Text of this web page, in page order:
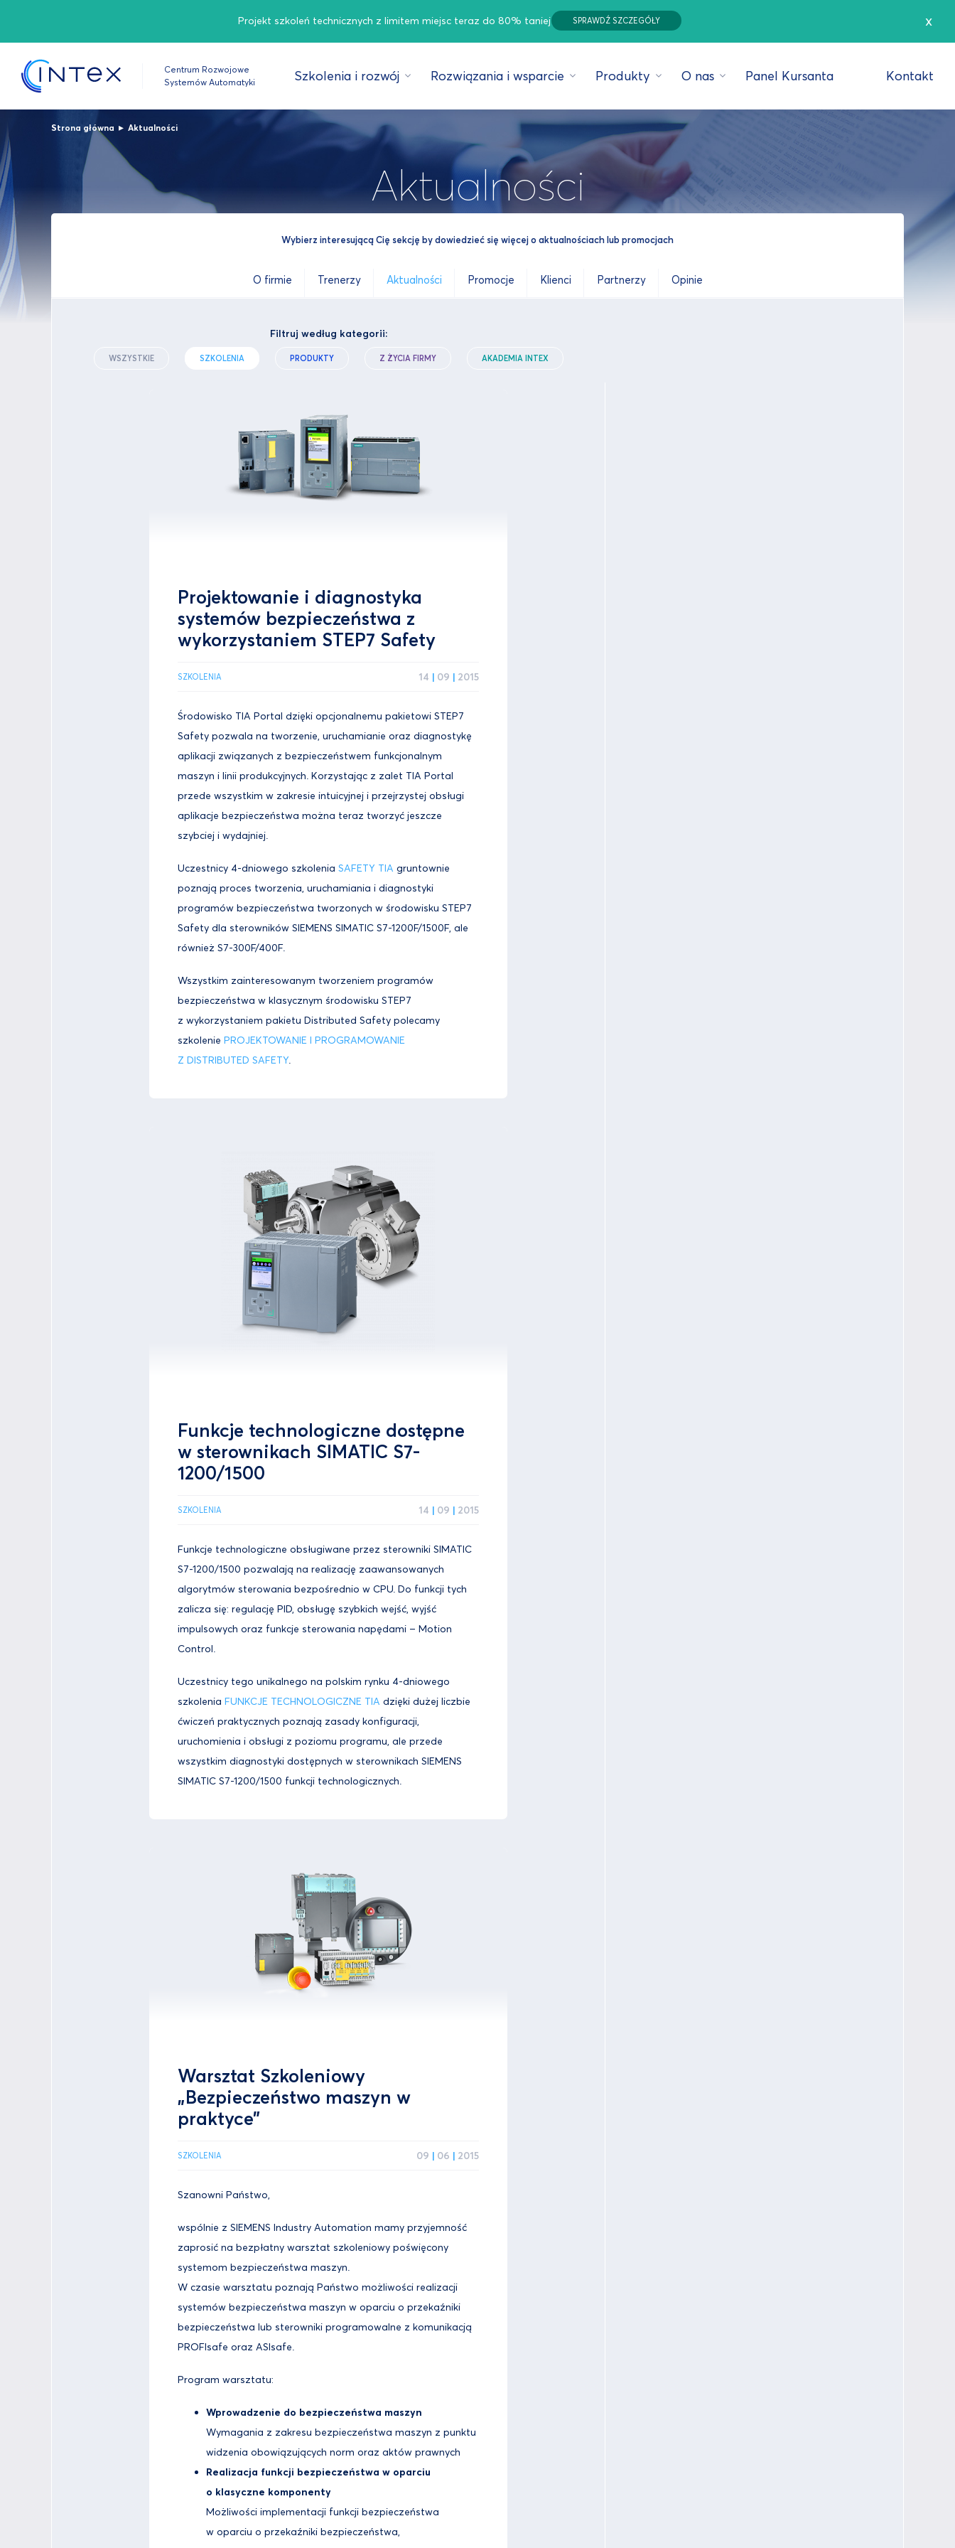
Projekt szkoleń technicznych z limitem miejsc teraz do 80% taniej SPRAWDŹ SZCZEGÓŁY x
Centrum Rozwojowe
Systemów Automatyki
Szkolenia i rozwój Rozwiązania i wsparcie Produkty O nas Panel Kursanta Kontakt
Strona główna ▸ Aktualności
Aktualności
Wybierz interesującą Cię sekcję by dowiedzieć się więcej o aktualnościach lub promocjach
O firmie Trenerzy Aktualności Promocje Klienci Partnerzy Opinie
Filtruj według kategorii:
WSZYSTKIE SZKOLENIA PRODUKTY Z ŻYCIA FIRMY AKADEMIA INTEX
Projektowanie i diagnostyka
systemów bezpieczeństwa z
wykorzystaniem STEP7 Safety
SZKOLENIA 14 | 09 | 2015
Środowisko TIA Portal dzięki opcjonalnemu pakietowi STEP7
Safety pozwala na tworzenie, uruchamianie oraz diagnostykę
aplikacji związanych z bezpieczeństwem funkcjonalnym
maszyn i linii produkcyjnych. Korzystając z zalet TIA Portal
przede wszystkim w zakresie intuicyjnej i przejrzystej obsługi
aplikacje bezpieczeństwa można teraz tworzyć jeszcze
szybciej i wydajniej.
Uczestnicy 4-dniowego szkolenia SAFETY TIA gruntownie
poznają proces tworzenia, uruchamiania i diagnostyki
programów bezpieczeństwa tworzonych w środowisku STEP7
Safety dla sterowników SIEMENS SIMATIC S7-1200F/1500F, ale
również S7-300F/400F.
Wszystkim zainteresowanym tworzeniem programów
bezpieczeństwa w klasycznym środowisku STEP7
z wykorzystaniem pakietu Distributed Safety polecamy
szkolenie PROJEKTOWANIE I PROGRAMOWANIE
Z DISTRIBUTED SAFETY.
Funkcje technologiczne dostępne
w sterownikach SIMATIC S7-
1200/1500
SZKOLENIA 14 | 09 | 2015
Funkcje technologiczne obsługiwane przez sterowniki SIMATIC
S7-1200/1500 pozwalają na realizację zaawansowanych
algorytmów sterowania bezpośrednio w CPU. Do funkcji tych
zalicza się: regulację PID, obsługę szybkich wejść, wyjść
impulsowych oraz funkcje sterowania napędami – Motion
Control.
Uczestnicy tego unikalnego na polskim rynku 4-dniowego
szkolenia FUNKCJE TECHNOLOGICZNE TIA dzięki dużej liczbie
ćwiczeń praktycznych poznają zasady konfiguracji,
uruchomienia i obsługi z poziomu programu, ale przede
wszystkim diagnostyki dostępnych w sterownikach SIEMENS
SIMATIC S7-1200/1500 funkcji technologicznych.
Warsztat Szkoleniowy
„Bezpieczeństwo maszyn w
praktyce”
SZKOLENIA 09 | 06 | 2015
Szanowni Państwo,
wspólnie z SIEMENS Industry Automation mamy przyjemność
zaprosić na bezpłatny warsztat szkoleniowy poświęcony
systemom bezpieczeństwa maszyn.
W czasie warsztatu poznają Państwo możliwości realizacji
systemów bezpieczeństwa maszyn w oparciu o przekaźniki
bezpieczeństwa lub sterowniki programowalne z komunikacją
PROFIsafe oraz ASIsafe.
Program warsztatu:
Wprowadzenie do bezpieczeństwa maszyn
Wymagania z zakresu bezpieczeństwa maszyn z punktu
widzenia obowiązujących norm oraz aktów prawnych
Realizacja funkcji bezpieczeństwa w oparciu
o klasyczne komponenty
Możliwości implementacji funkcji bezpieczeństwa
w oparciu o przekaźniki bezpieczeństwa,